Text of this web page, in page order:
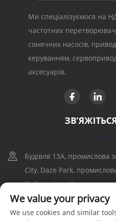
Ми спеціалізуємося на
частотних
сонячних насосів,
керуванням,
аксесуарів.
Будівля 13A, промислова
City, Daze Park,
Xinhui, місто Цзянмэнь,
+86-17316086390
We value your privacy
We use cookies and similar